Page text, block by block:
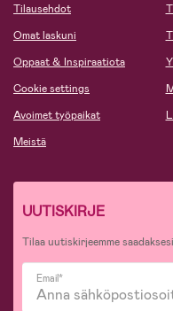
Tilausehdot
Omat laskuni
Oppaat & Inspiraatiota
Cookie settings
Avoimet työpaikat
Meistä
UUTISKIRJE
Tilaa uutiskirjeemme
Email*